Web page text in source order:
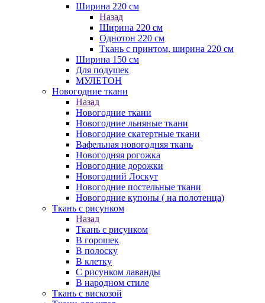
Ширина 220 см
Назад
Ширина 220 см
Однотон 220 см
Ткань с принтом, ширина 220 см
Ширина 150 см
Для подушек
МУЛЕТОН
Новогодние ткани
Назад
Новогодние ткани
Новогодние льняные ткани
Новогодние скатертные ткани
Вафельная новогодняя ткань
Новогодняя рогожка
Новогодние дорожки
Новогодний Лоскут
Новогодние постельные ткани
Новогодние купоны ( на полотенца)
Ткань с рисунком
Назад
Ткань с рисунком
В горошек
В полоску
В клетку
С рисунком лаванды
В народном стиле
Ткань с вискозой